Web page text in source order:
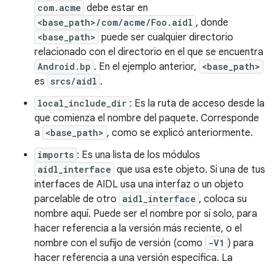
com.acme debe estar en
<base_path>/com/acme/Foo.aidl , donde
<base_path> puede ser cualquier directorio
relacionado con el directorio en el que se encuentra
Android.bp . En el ejemplo anterior, <base_path>
es srcs/aidl .
local_include_dir : Es la ruta de acceso desde la
que comienza el nombre del paquete. Corresponde
a <base_path> , como se explicó anteriormente.
imports : Es una lista de los módulos
aidl_interface que usa este objeto. Si una de tus
interfaces de AIDL usa una interfaz o un objeto
parcelable de otro aidl_interface , coloca su
nombre aquí. Puede ser el nombre por sí solo, para
hacer referencia a la versión más reciente, o el
nombre con el sufijo de versión (como
-V1 ) para
hacer referencia a una versión específica. La